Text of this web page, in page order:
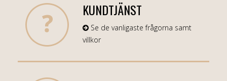
KUNDTJÄNST
Se de vanligaste frågorna samt
villkor